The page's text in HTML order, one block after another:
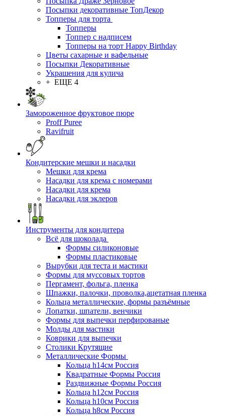
Посыпки декоративные ТопДекор
Топперы для торта
Топперы
Топпер с надписем
Топперы на торт Happy Birthday
Цветы сахарные и вафельные
Посыпки Декоративные
Украшения для кулича
+ ЕЩЕ 4
Замороженное фруктовое пюре
Proff Puree
Ravifruit
Кондитерские мешки и насадки
Мешки для крема
Насадки для крема с номерами
Насадки для крема
Насадки для эклеров
Инструменты для кондитера
Всё для шоколада
Формы силиконовые
Формы пластиковые
Вырубки для теста и мастики
Формы для муссовых тортов
Пергамент, фольга, пленка
Шпажки, палочки, проволка,ацетатная пленка
Кольца металлические, формы разъёмные
Лопатки, шпатели, венчики
Формы для выпечки перфированые
Молды для мастики
Коврики для выпечки
Столики Крутящие
Металлические Формы
Кольца h14см Россия
Квадратные Формы Россия
Раздвижные Формы Россия
Кольца h12см Россия
Кольца h10см Россия
Кольца h8см Россия